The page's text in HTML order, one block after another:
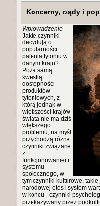
Koncerny, rządy i
Wprowadzenie
Jakie czynniki
decydują o
popularności
palenia tytoniu w
danym kraju?
Poza samą
kwestią
dostępności
produktów
tytoniowych, z
którą jednak w
większości krajów
świata nie ma dziś
większego
problemu, na myśl
przychodzą różne
czynniki związane
z
funkcjonowaniem
systemu
społecznego, w
tym czynniki kulturowe,
narodowej etos i system
w końcu - czynniki
przekazywany przez